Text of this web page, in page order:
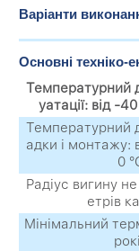
Варіанти
Основні техніко-
Температурний
уатації: від -
Температурний
адки і монтажу:
0
Радіус вигину
етрів
Мінімальний